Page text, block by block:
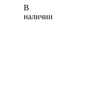
В
наличии